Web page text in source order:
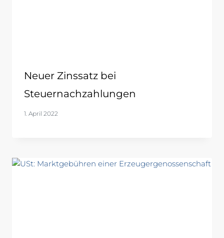
Neuer Zinssatz bei
Steuernachzahlungen
1. April 2022